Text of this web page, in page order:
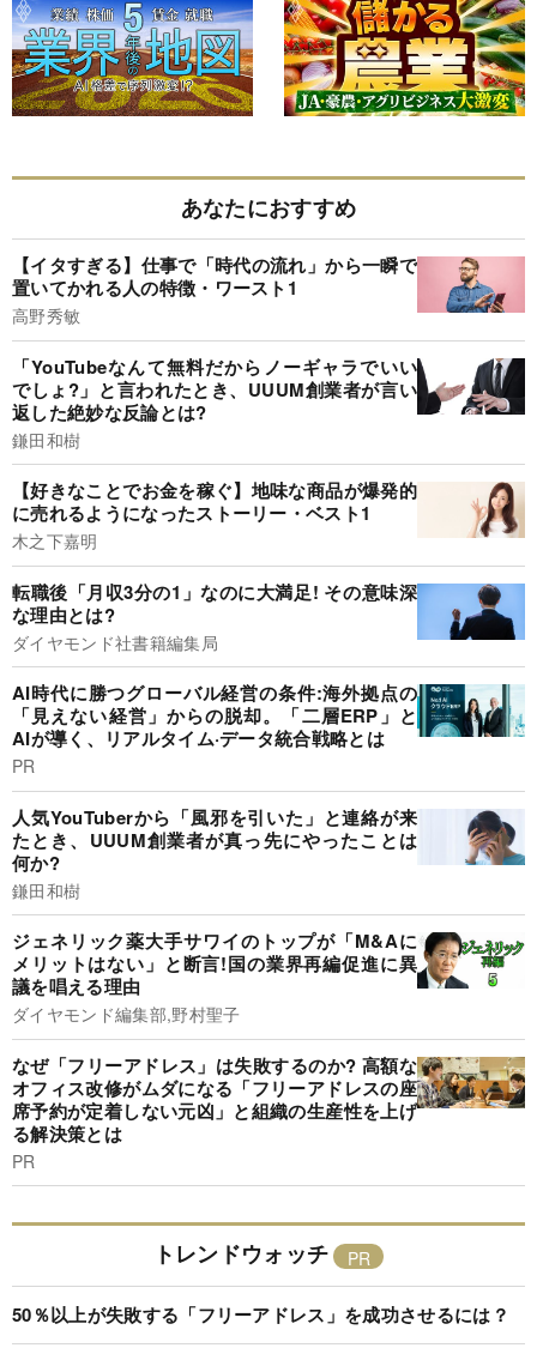
あなたにおすすめ
【イタすぎる】仕事で「時代の流れ」から一瞬で
置いてかれる人の特徴・ワースト1
高野秀敏
「YouTubeなんて無料だからノーギャラでいい
でしょ?」と言われたとき、UUUM創業者が言い
返した絶妙な反論とは?
鎌田和樹
【好きなことでお金を稼ぐ】地味な商品が爆発的
に売れるようになったストーリー・ベスト1
木之下嘉明
転職後「月収3分の1」なのに大満足! その意味深
な理由とは?
ダイヤモンド社書籍編集局
AI時代に勝つグローバル経営の条件:海外拠点の
「見えない経営」からの脱却。「二層ERP」と
AIが導く、リアルタイム·データ統合戦略とは
PR
人気YouTuberから「風邪を引いた」と連絡が来
たとき、UUUM創業者が真っ先にやったことは
何か?
鎌田和樹
ジェネリック薬大手サワイのトップが「M&Aに
メリットはない」と断言!国の業界再編促進に異
議を唱える理由
ダイヤモンド編集部,野村聖子
なぜ「フリーアドレス」は失敗するのか? 高額な
オフィス改修がムダになる「フリーアドレスの座
席予約が定着しない元凶」と組織の生産性を上げ
る解決策とは
PR
トレンドウォッチ
50％以上が失敗する「フリーアドレス」を成功させるには？